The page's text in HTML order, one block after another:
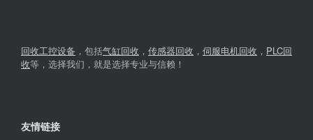
回收工控设备 ，包括气缸回收 ， 传感器回收 ， 伺服电机回收 ， PLC回
收等，选择我们，就是选择专业与信赖！
友情链接